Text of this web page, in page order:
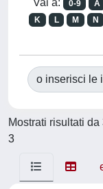
Vai a: 0-9 A
K
L M N
o inserisci le
Mostrati risultati da
3